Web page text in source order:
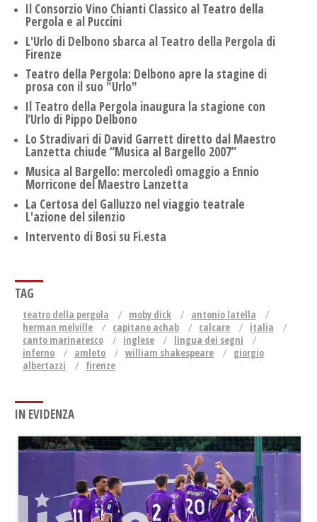
Il Consorzio Vino Chianti Classico al Teatro della
Pergola e al Puccini
L'Urlo di Delbono sbarca al Teatro della Pergola di
Firenze
Teatro della Pergola: Delbono apre la stagine di
prosa con il suo "Urlo"
Il Teatro della Pergola inaugura la stagione con
l’Urlo di Pippo Delbono
Lo Stradivari di David Garrett diretto dal Maestro
Lanzetta chiude “Musica al Bargello 2007”
Musica al Bargello: mercoledì omaggio a Ennio
Morricone del Maestro Lanzetta
La Certosa del Galluzzo nel viaggio teatrale
L'azione del silenzio
Intervento di Bosi su Fi.esta
TAG
teatro della pergola moby dick
antonio latella
herman melville
capitano achab calcare
italia
canto marinaresco
inglese
lingua dei segni
inferno
amleto william shakespeare
giorgio
albertazzi
firenze
IN EVIDENZA